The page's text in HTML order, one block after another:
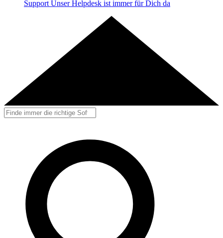
Support Unser Helpdesk ist immer für Dich da